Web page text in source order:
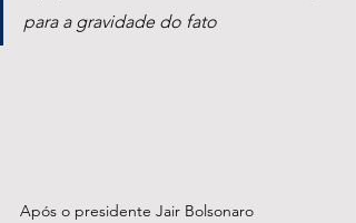
para a gravidade do fato
Após o presidente Jair Bolsonaro